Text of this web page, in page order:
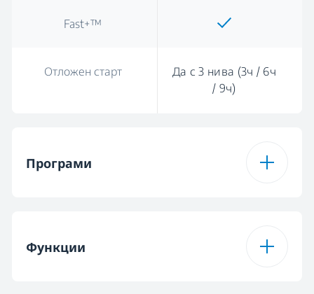
Fast+™
Отложен старт
Да с 3 нива (3ч / 6ч
/ 9ч)
Програми
Функции